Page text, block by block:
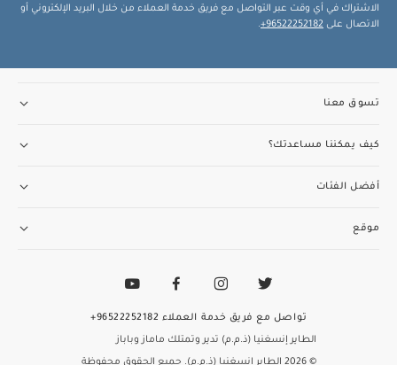
الاشتراك في أي وقت عبر التواصل مع فريق خدمة العملاء من خلال البريد الإلكتروني أو
الاتصال على 96522252182+
.
تسوق معنا
كيف يمكننا مساعدتك؟
أفضل الفئات
موقع
الطاير إنسغنيا (ذ.م.م) تدير وتمتلك ماماز وباباز
© 2026 الطاير إنسغنيا (ذ.م.م). جميع الحقوق محفوظة
تواصل مع فريق خدمة العملاء 96522252182+